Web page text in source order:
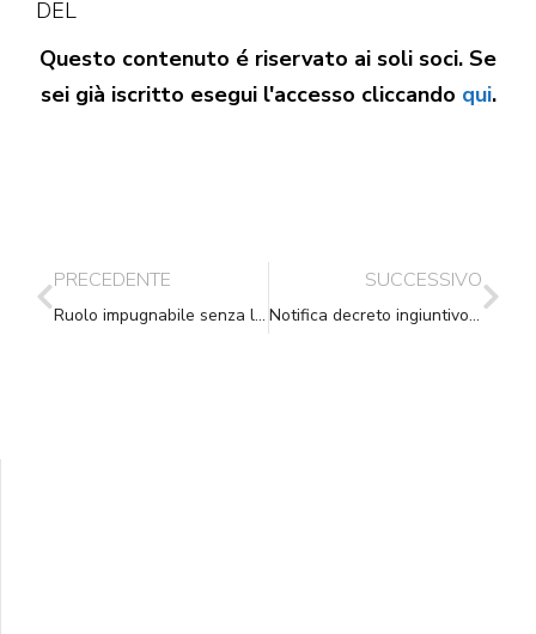
DEL
Questo contenuto é riservato ai soli soci. Se
sei già iscritto esegui l'accesso cliccando qui.
PRECEDENTE
Ruolo impugnabile senza la regolare notifica
SUCCESSIVO
Notifica decreto ingiuntivo: nulla o inesistente? Quali differenze